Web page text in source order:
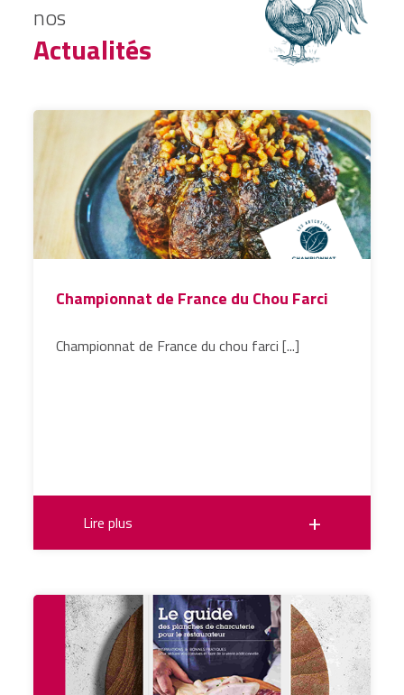
nos
Actualités
Championnat de France du Chou Farci
Championnat de France du chou farci [...]
Lire plus